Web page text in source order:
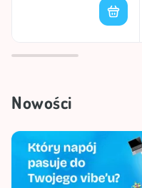
Nowości